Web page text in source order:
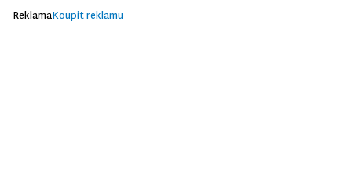
ReklamaKoupit reklamu